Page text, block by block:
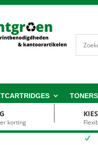
TONERS
korting
N